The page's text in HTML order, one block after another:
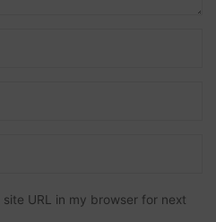
URL in my browser for next